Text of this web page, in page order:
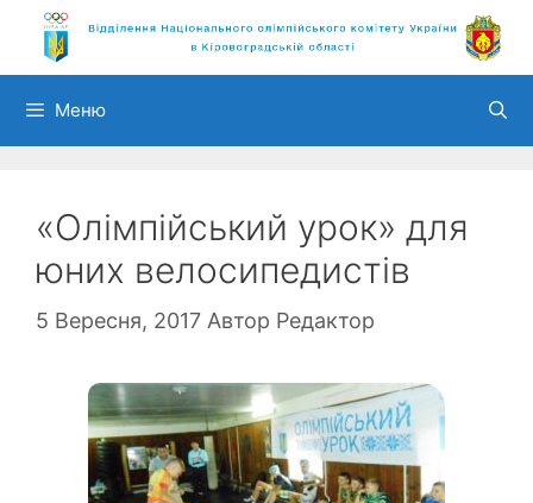
Перейти
вмісту
Меню
«Олімпійський урок» для
юних велосипедистів
5 Вересня, 2017 Автор Редактор